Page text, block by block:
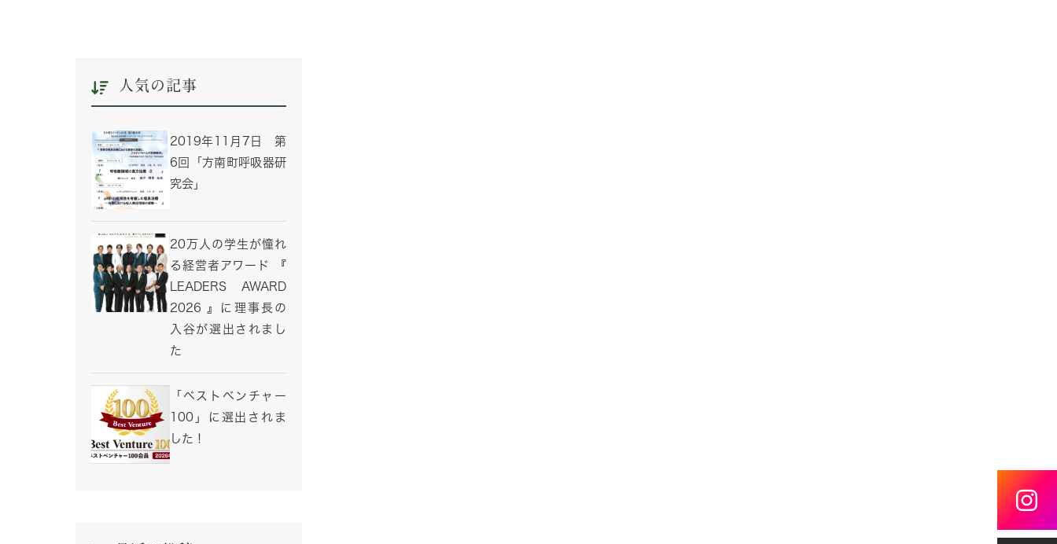
人気の記事
2019年11月7日 第
6回「方南町呼吸器研
究会」
20万人の学生が憧れ
る経営者アワード 『
LEADERS AWARD
2026 』に理事長の
入谷が選出されまし
た
「ベストベンチャー
100」に選出されま
した！